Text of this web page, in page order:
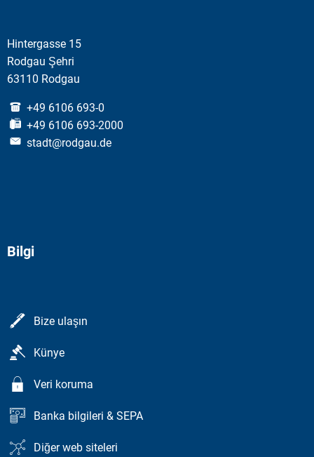
Hintergasse 15
Rodgau Şehri
63110 Rodgau
+49 6106 693-0
+49 6106 693-2000
stadt@rodgau.de
Bilgi
Bize ulaşın
Künye
Veri koruma
Banka bilgileri & SEPA
Diğer web siteleri